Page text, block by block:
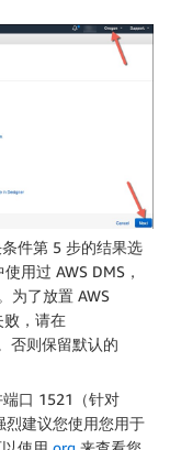
件第 5 步的结果选
用过 AWS DMS，
为了放置 AWS
，请在
否则保留默认的
口 1521（针对
烈建议您使用您用于